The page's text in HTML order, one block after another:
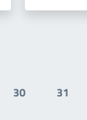
Pagina
30
Pagina
31